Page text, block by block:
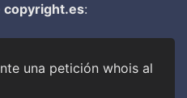
copyright.es:
una petición whois al